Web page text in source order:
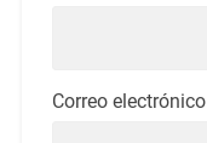
Correo electrónico